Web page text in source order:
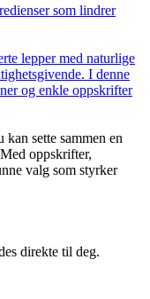
som lindrer
lepper med naturlige
I denne
og enkle oppskrifter
sette sammen en
oppskrifter,
valg som styrker
direkte til deg.